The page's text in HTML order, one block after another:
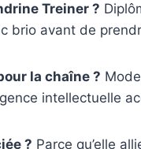
Treiner ?
brio avant de
la chaîne ?
intellectuelle
? Parce qu’elle